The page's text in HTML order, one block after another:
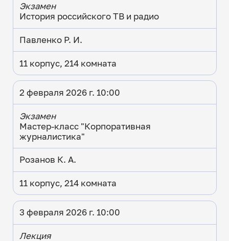
Экзамен
История российского ТВ и радио
Павленко Р. И.
11 корпус, 214 комната
2 февраля 2026 г. 10:00
Экзамен
Мастер-класс "Корпоративная
журналистика"
Розанов К. А.
11 корпус, 214 комната
3 февраля 2026 г. 10:00
Лекция